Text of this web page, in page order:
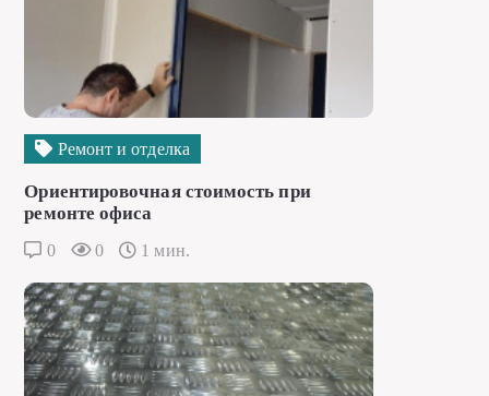
Ремонт и отделка
Ориентировочная стоимость при
ремонте офиса
0 0 1 мин.